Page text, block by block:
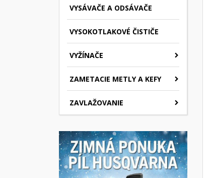
VYSÁVAČE A ODSÁVAČE
VYSOKOTLAKOVÉ ČISTIČE
VYŽÍNAČE
ZAMETACIE METLY A KEFY
ZAVLAŽOVANIE